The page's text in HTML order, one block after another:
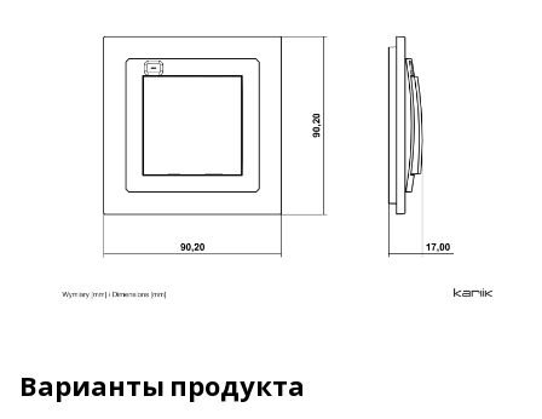
Варианты продукта